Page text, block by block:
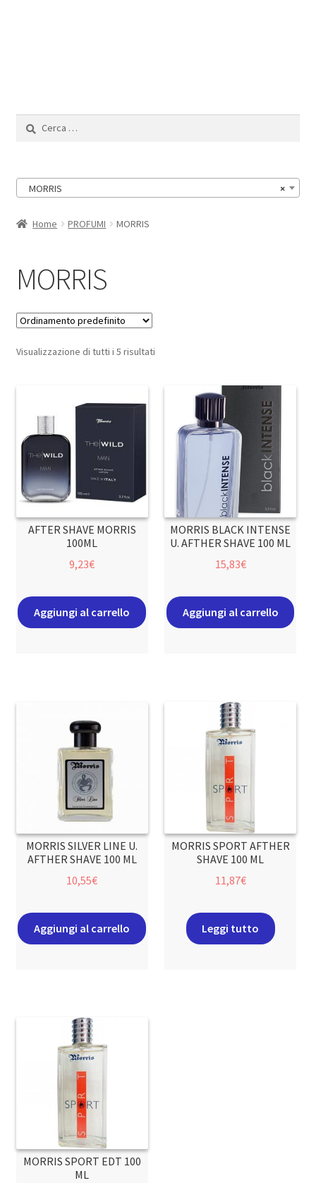
×
MORRIS
Home PROFUMI MORRIS
MORRIS
Visualizzazione di tutti i 5 risultati
AFTER SHAVE MORRIS
100ML
9,23€
Aggiungi al carrello
MORRIS BLACK INTENSE
U. AFTHER SHAVE 100 ML
15,83€
Aggiungi al carrello
MORRIS SILVER LINE U.
AFTHER SHAVE 100 ML
10,55€
Aggiungi al carrello
MORRIS SPORT AFTHER
SHAVE 100 ML
11,87€
Leggi tutto
MORRIS SPORT EDT 100
ML